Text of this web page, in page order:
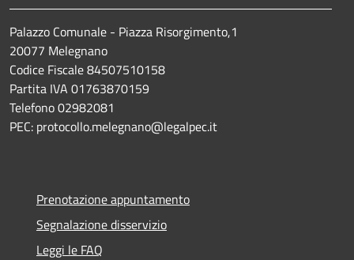
Palazzo Comunale - Piazza Risorgimento,1
20077 Melegnano
Codice Fiscale 84507510158
Partita IVA 01763870159
Telefono 02982081
PEC: protocollo.melegnano@legalpec.it
Prenotazione appuntamento
Segnalazione disservizio
Leggi le FAQ